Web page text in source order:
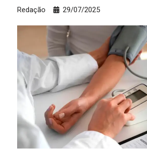
Redação 29/07/2025